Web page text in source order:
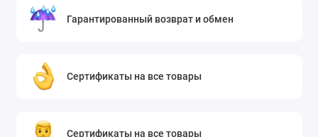
Гарантированный возврат и обмен
Сертификаты на все товары
Сертификаты на все товары